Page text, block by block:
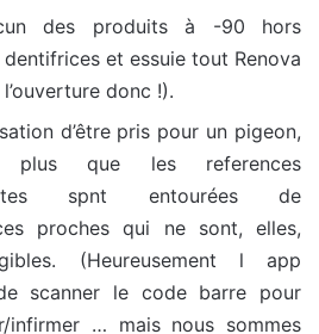
des produits à -90 hors
dentifrices et essuie tout Renova
donc !).
d’être pris pour un pigeon,
plus que les references
spnt entourées de
proches qui ne sont, elles,
(Heureusement l app
scanner le code barre pour
infirmer … mais nous sommes